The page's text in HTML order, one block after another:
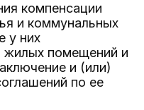
компенсации
и коммунальных
у них
жилых помещений и
и (или)
по ее